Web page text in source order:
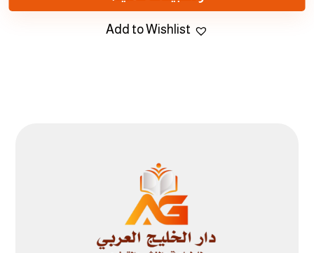
Add to Wishlist